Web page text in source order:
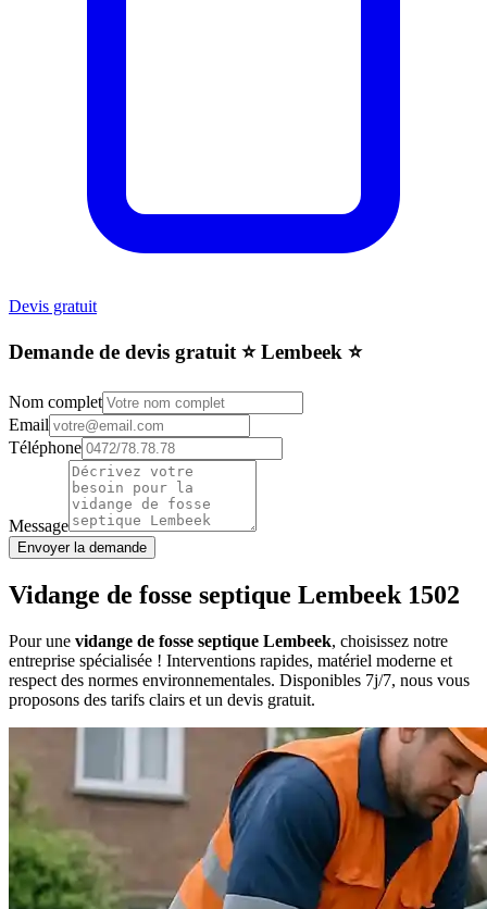
Devis gratuit
Demande de devis gratuit ⭐️ Lembeek ⭐️
Nom complet
Email
Téléphone
Message
Envoyer la demande
Vidange de fosse septique Lembeek 1502
Pour une vidange de fosse septique Lembeek, choisissez notre
entreprise spécialisée ! Interventions rapides, matériel moderne et
respect des normes environnementales. Disponibles 7j/7, nous vous
proposons des tarifs clairs et un devis gratuit.